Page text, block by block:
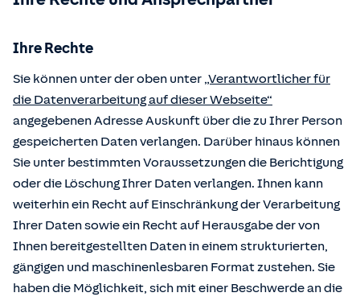
Ihre Rechte
Sie können unter der oben unter „Verantwortlicher für
die Datenverarbeitung auf dieser Webseite“
angegebenen Adresse Auskunft über die zu Ihrer Person
gespeicherten Daten verlangen. Darüber hinaus können
Sie unter bestimmten Voraussetzungen die Berichtigung
oder die Löschung Ihrer Daten verlangen. Ihnen kann
weiterhin ein Recht auf Einschränkung der Verarbeitung
Ihrer Daten sowie ein Recht auf Herausgabe der von
Ihnen bereitgestellten Daten in einem strukturierten,
gängigen und maschinenlesbaren Format zustehen. Sie
haben die Möglichkeit, sich mit einer Beschwerde an die